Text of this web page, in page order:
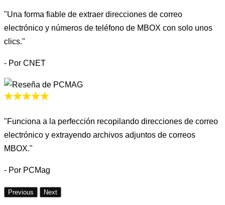
"Una forma fiable de extraer direcciones de correo
electrónico y números de teléfono de MBOX con solo unos
clics."
- Por CNET
"Funciona a la perfección recopilando direcciones de correo
electrónico y extrayendo archivos adjuntos de correos
MBOX."
- Por PCMag
Previous Next